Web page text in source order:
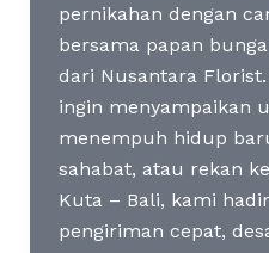
pernikahan dengan
bersama papan
dari Nusantara
ingin menyampaikan
menempuh hidup
sahabat, atau rekan
Kuta – Bali, kami
pengiriman cepat,